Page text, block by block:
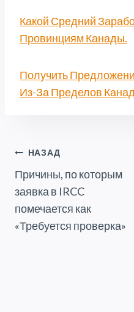
Какой Средний
Провинциям Канады.
Получить
Из-За Пределов
Навигация
По
Записям
НАЗАД
Причины, по которым
заявка в IRCC
помечается как
«Требуется проверка»